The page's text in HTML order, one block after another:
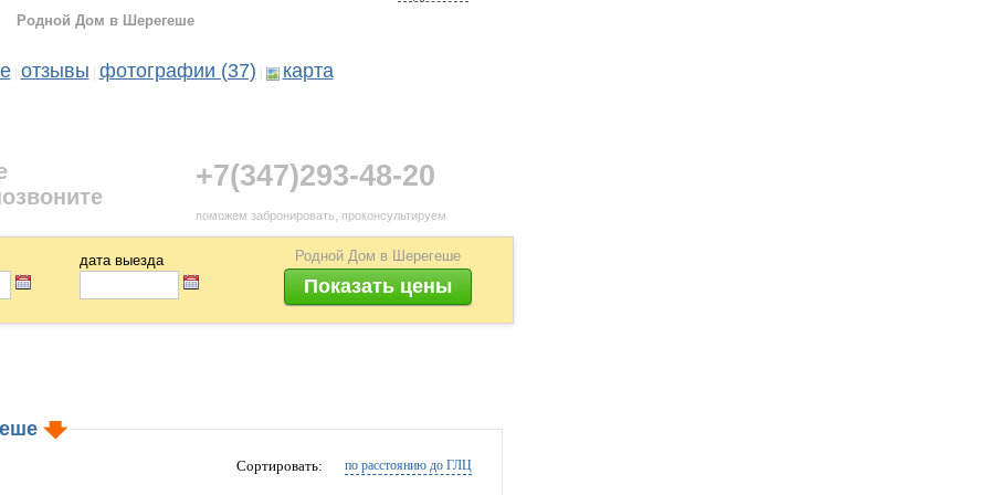
в комнатах регулируется, что позволяет гостям
таёжного жилища, оборудованного всеми удобствами современной
Родной Дом в Шерегеше
отзывы фотографии (37) карта
+7(347)293-48-20
поможем забронировать, проконсультируем
дата выезда Родной Дом в Шерегеше
по расстоянию до ГЛЦ
Сортировать: